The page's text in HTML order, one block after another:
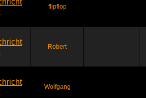
flipflop
Robert
Wolfgang